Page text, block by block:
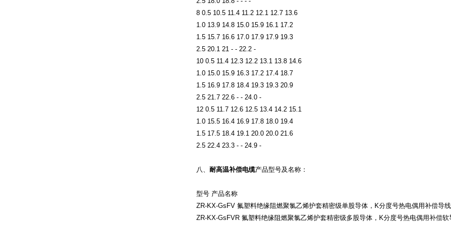
8 0.5 10.5 11.4 11.2 12.1 12.7 13.6
1.0 13.9 14.8 15.0 15.9 16.1 17.2
1.5 15.7 16.6 17.0 17.9 17.9 19.3
2.5 20.1 21 - - 22.2 -
10 0.5 11.4 12.3 12.2 13.1 13.8 14.6
1.0 15.0 15.9 16.3 17.2 17.4 18.7
1.5 16.9 17.8 18.4 19.3 19.3 20.9
2.5 21.7 22.6 - - 24.0 -
12 0.5 11.7 12.6 12.5 13.4 14.2 15.1
1.0 15.5 16.4 16.9 17.8 18.0 19.4
1.5 17.5 18.4 19.1 20.0 20.0 21.6
2.5 22.4 23.3 - - 24.9 -
八、 耐高温补偿电缆产品型号及名称：
型号 产品名称
ZR-KX-GsFV 氟塑料绝缘阻燃聚氯乙烯护套精密级单股导体，K分度号热电偶用补偿导线
ZR-KX-GsFVR 氟塑料绝缘阻燃聚氯乙烯护套精密级多股导体，K分度号热电偶用补偿软